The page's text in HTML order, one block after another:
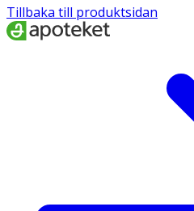
Tillbaka till produktsidan